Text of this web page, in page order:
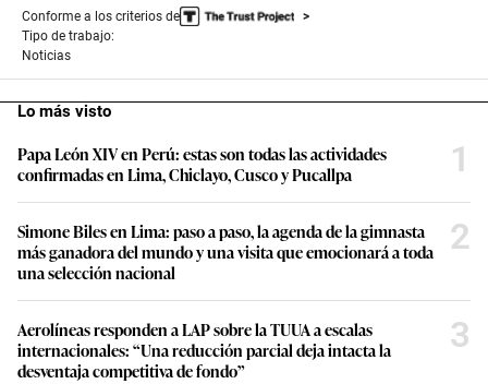
Conforme a los criterios de
Tipo de trabajo:
Noticias
Lo más visto
Papa León XIV en Perú: estas son todas las actividades
confirmadas en Lima, Chiclayo, Cusco y Pucallpa
1
Simone Biles en Lima: paso a paso, la agenda de la gimnasta
más ganadora del mundo y una visita que emocionará a toda
una selección nacional
2
Aerolíneas responden a LAP sobre la TUUA a escalas
internacionales: “Una reducción parcial deja intacta la
desventaja competitiva de fondo”
3